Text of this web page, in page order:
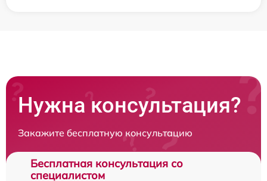
Нужна консультация?
Закажите бесплатную консультацию
Бесплатная консультация со
специалистом